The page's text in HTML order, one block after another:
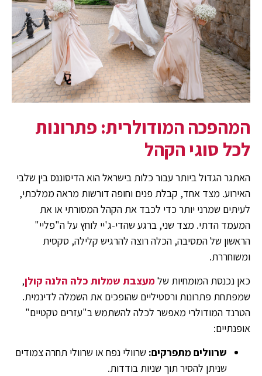
המהפכה המודולרית: פתרונות
לכל סוגי הקהל
האתגר הגדול ביותר עבור כלות בישראל הוא הדיסוננס בין שלבי
האירוע. מצד אחד, קבלת פנים וחופה דורשות מראה ממלכתי,
לעיתים שמרני יותר כדי לכבד את הקהל המסורתי או את
המעמד הדתי. מצד שני, ברגע שהדי-ג'יי לוחץ על ה"פליי"
הראשון של המסיבה, הכלה רוצה להרגיש קלילה, סקסית
ומשוחררת.
כאן נכנסת המומחיות שלמעצבת שמלות כלה הלנה קולן,
שמפתחת פתרונות ורסטיליים שהופכים את השמלה לדינמית.
הטרנד המודולרי מאפשר לכלה להשתמש ב"עזרים טקטיים"
אופנתיים:
שרוולים מתפרקים: שרוולי נפח או שרוולי תחרה צמודים
שניתן להסיר תוך שניות בודדות.